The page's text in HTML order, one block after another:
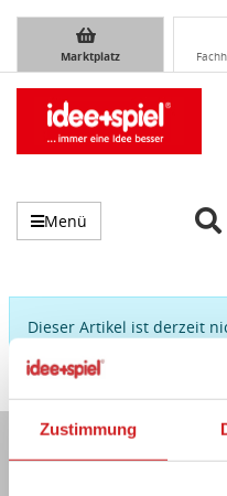
Zustimmung
Marktplatz
Menü
Dieser Artikel ist derzeit
Immer auf